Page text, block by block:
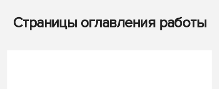
Страницы оглавления работы